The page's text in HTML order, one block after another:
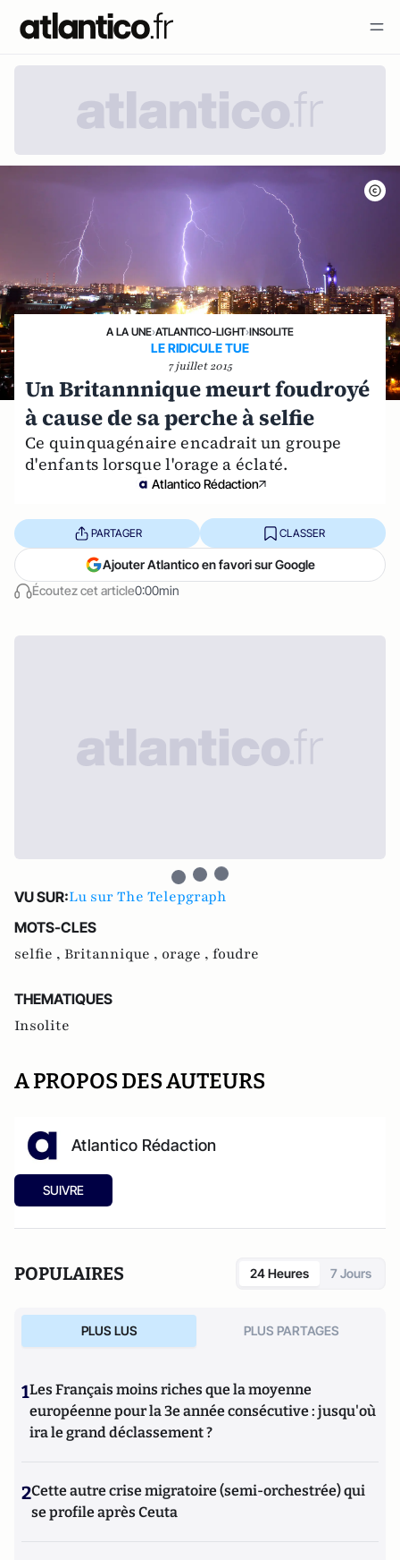
A LA UNE›ATLANTICO-LIGHT›INSOLITE
LE RIDICULE TUE
7 juillet 2015
Un Britannnique meurt foudroyé
à cause de sa perche à selfie
Ce quinquagénaire encadrait un groupe
d'enfants lorsque l'orage a éclaté.
Atlantico Rédaction
Écoutez cet article0:00min
PARTAGER CLASSER
Ajouter Atlantico en favori sur Google
VU SUR:Lu sur The Telepgraph
MOTS-CLES
selfie , Britannique , orage , foudre
THEMATIQUES
Insolite
A PROPOS DES AUTEURS
Atlantico Rédaction
SUIVRE
POPULAIRES 24 Heures 7 Jours
PLUS LUS PLUS PARTAGES
1Les Français moins riches que la moyenne
européenne pour la 3e année consécutive : jusqu'où
ira le grand déclassement ?
2Cette autre crise migratoire (semi-orchestrée) qui
se profile après Ceuta